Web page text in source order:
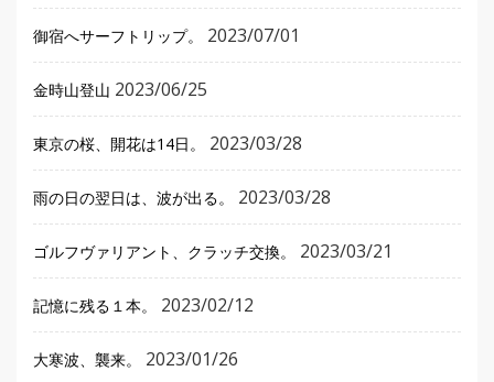
御宿へサーフトリップ。 2023/07/01
金時山登山 2023/06/25
東京の桜、開花は14日。 2023/03/28
雨の日の翌日は、波が出る。 2023/03/28
ゴルフヴァリアント、クラッチ交換。 2023/03/21
記憶に残る１本。 2023/02/12
大寒波、襲来。 2023/01/26